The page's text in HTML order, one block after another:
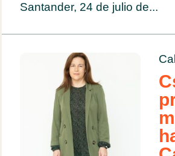
Santander, 24 de julio de...